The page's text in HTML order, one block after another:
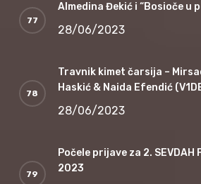
Almedina Đekić i “Bosioče u
28/06/2023
Travnik kimet čarsija –
Haskić & Naida Efendić
28/06/2023
Počele prijave za 2. SEVDAH
2023